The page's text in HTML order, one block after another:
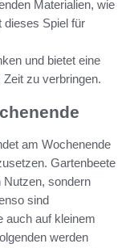
Materialien, wie
dieses Spiel für
und bietet eine
zu verbringen.
am Wochenende
Gartenbeete
Nutzen, sondern
sind
auch auf kleinem
werden